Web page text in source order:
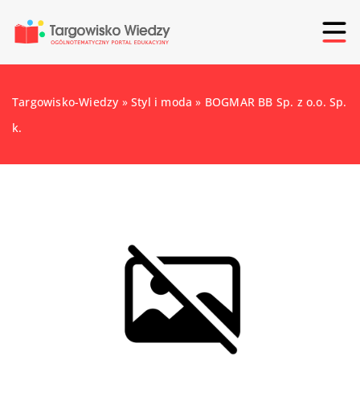
Targowisko-Wiedzy »Styl i moda » BOGMAR BB Sp. z o.o. Sp.
k.